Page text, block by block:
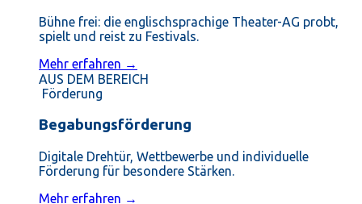
Bühne frei: die englischsprachige Theater-AG probt,
spielt und reist zu Festivals.
Mehr erfahren →
AUS DEM BEREICH
Förderung
Begabungsförderung
Digitale Drehtür, Wettbewerbe und individuelle
Förderung für besondere Stärken.
Mehr erfahren →